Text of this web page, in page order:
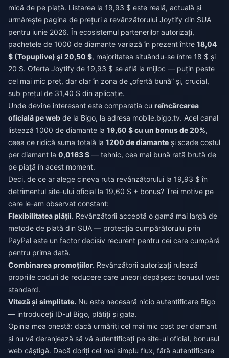
mică de pe piață. Listarea la 19,93 $ este reală, actuală și
urmărește pagina de prețuri a revânzătorului Joytify din SUA
pentru iunie 2026. În ecosistemul partenerilor autorizați,
pachetele de 1000 de diamante variază în prezent între 18,04
$ (Topuplive) și 20,50 $, majoritatea situându-se între 18 $ și
20 $. Oferta Joytify de 19,93 $ se află la mijloc — puțin peste
cel mai mic preț, dar clar în zona de „ofertă bună” și, crucial,
sub prețul de 31,40 $ din aplicație.
Unde devine interesant este comparația cu reîncărcarea
oficială pe web de la Bigo, la adresa mobile.bigo.tv. Acel canal
listează 1000 de diamante la 19,60 $ cu un bonus de 20%,
ceea ce ridică suma totală la 1200 de diamante și scade costul
per diamant la 0,0163 $ — tehnic, cea mai bună rată brută de
pe piață în acest moment.
Deci, de ce ar alege cineva ruta revânzătorului la 19,93 $ în
detrimentul site-ului oficial la 19,60 $ + bonus? Trei motive pe
care le-am observat constant:
Flexibilitatea plății. Revânzătorii acceptă o gamă mai largă de
metode de plată din SUA — protecția cumpărătorului prin
PayPal este un factor decisiv recurent pentru cei care cumpără
pentru prima dată.
Combinarea promoțiilor. Revânzătorii autorizați rulează
propriile coduri de reducere care uneori depășesc bonusul web
standard.
Viteză și simplitate. Nu este necesară nicio autentificare Bigo
— introduceți ID-ul Bigo, plătiți și gata.
Opinia mea onestă: dacă urmăriți cel mai mic cost per diamant
și nu vă deranjează să vă autentificați pe site-ul oficial, bonusul
web câștigă. Dacă doriți cel mai simplu flux, fără autentificare